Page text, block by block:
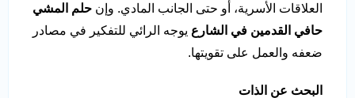
العلاقات الأسرية، أو حتى الجانب المادي. وإن حلم المشي
حافي القدمين في الشارع يوجه الرائي للتفكير في مصادر
ضعفه والعمل على تقويتها.
البحث عن الذات